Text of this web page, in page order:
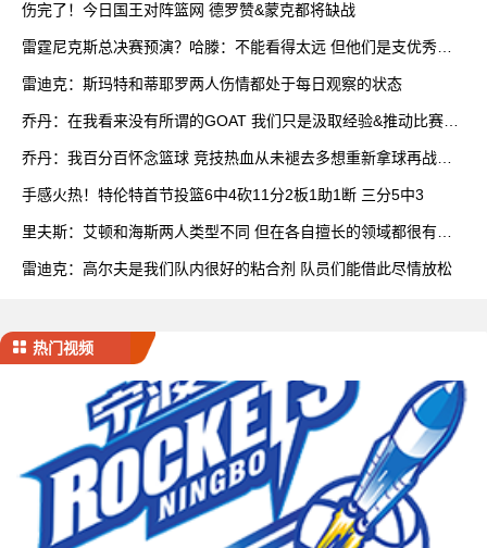
伤完了！今日国王对阵篮网 德罗赞&蒙克都将缺战
雷霆尼克斯总决赛预演？哈滕：不能看得太远 但他们是支优秀球
雷迪克：斯玛特和蒂耶罗两人伤情都处于每日观察的状态
乔丹：在我看来没有所谓的GOAT 我们只是汲取经验&推动比赛发
乔丹：我百分百怀念篮球 竞技热血从未褪去多想重新拿球再战一
手感火热！特伦特首节投篮6中4砍11分2板1助1断 三分5中3
里夫斯：艾顿和海斯两人类型不同 但在各自擅长的领域都很有效
雷迪克：高尔夫是我们队内很好的粘合剂 队员们能借此尽情放松
热门视频